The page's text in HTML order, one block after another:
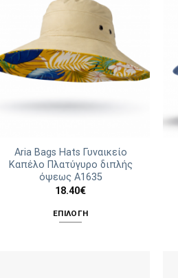
πολλαπλές
παραλλαγές.
Οι
επιλογές
μπορούν
να
επιλεγούν
του
προϊόντος
Aria Bags Hats Γυναικείο
Καπέλο Πλατύγυρο διπλής
όψεως A1635
18.40€
ΕΠΙΛΟΓΉ